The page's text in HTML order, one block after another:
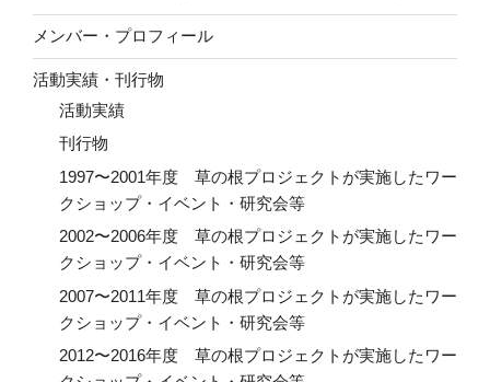
メンバー・プロフィール
活動実績・刊行物
活動実績
刊行物
1997〜2001年度 草の根プロジェクトが実施したワー
クショップ・イベント・研究会等
2002〜2006年度 草の根プロジェクトが実施したワー
クショップ・イベント・研究会等
2007〜2011年度 草の根プロジェクトが実施したワー
クショップ・イベント・研究会等
2012〜2016年度 草の根プロジェクトが実施したワー